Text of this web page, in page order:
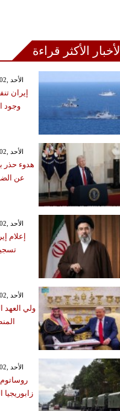
الأخبار الأكثر قراءة
GMT 13:55 2026 الأحد ,02 آب / أغسطس
إيران
وجود
GMT 13:19 2026 الأحد ,02 آب / أغسطس
هدوء حذر
عن
GMT 11:10 2026 الأحد ,02 آب / أغسطس
إعلام
GMT 09:42 2026 الأحد ,02 آب / أغسطس
ولي العهد
GMT 13:38 2026 الأحد ,02 آب / أغسطس